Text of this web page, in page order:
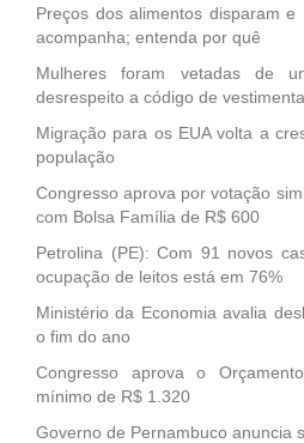
Preços dos alimentos disparam
acompanha; entenda por quê
Mulheres foram vetadas de
desrespeito a código de vestimenta
Migração para os EUA volta a
população
Congresso aprova por votação
com Bolsa Família de R$ 600
Petrolina (PE): Com 91 novos
ocupação de leitos está em 76%
Ministério da Economia avalia
o fim do ano
Congresso aprova o
mínimo de R$ 1.320
Governo de Pernambuco anuncia